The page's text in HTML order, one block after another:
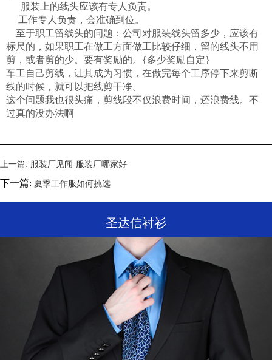
服装上的线头应该有专人负责。
工作专人负责，会准确到位。
至于职工留线头的问题：公司对服装线头留多少，应该有
标尺的，如果职工在做工方面做工比较仔细，留的线头不用
剪，或者剪的少。要有奖励的。{多少奖励自定}
车工自己剪线，让其成为习惯，在做完每个工序停下来剪断
线的时候，就可以把线剪干净。
这个问题我也很头痛，剪线段不仅浪费时间，还浪费线。不
过真的没办法啊
上一篇: 服装厂见闻-服装厂哪家好
下一篇: 夏季工作服如何挑选
圣达信衬衫